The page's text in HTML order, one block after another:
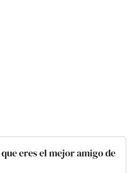
que eres el mejor amigo de